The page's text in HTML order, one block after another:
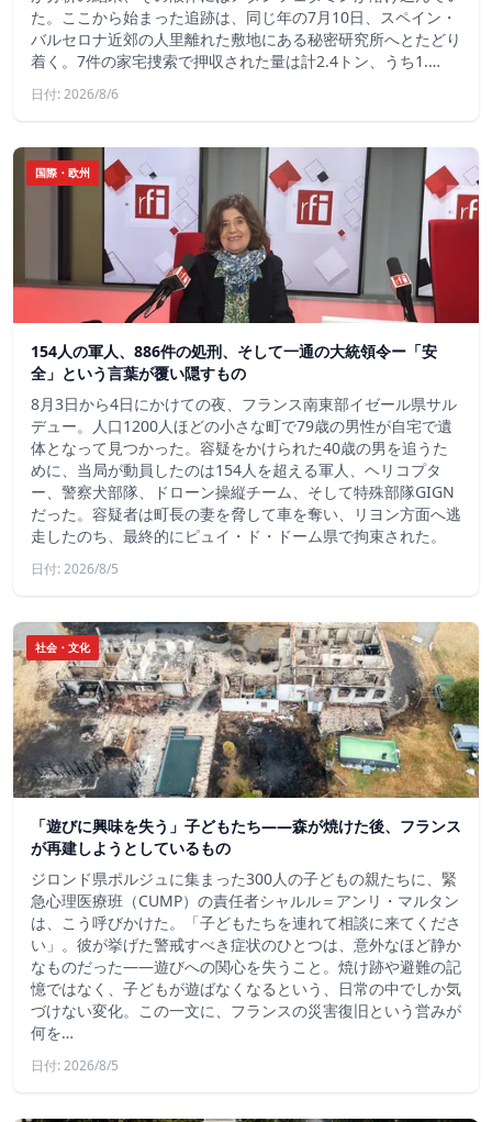
た。ここから始まった追跡は、同じ年の7月10日、スペイン・
バルセロナ近郊の人里離れた敷地にある秘密研究所へとたどり
着く。7件の家宅捜索で押収された量は計2.4トン、うち1.…
日付: 2026/8/6
国際・欧州
154人の軍人、886件の処刑、そして一通の大統領令ー「安
全」という言葉が覆い隠すもの
8月3日から4日にかけての夜、フランス南東部イゼール県サル
デュー。人口1200人ほどの小さな町で79歳の男性が自宅で遺
体となって見つかった。容疑をかけられた40歳の男を追うた
めに、当局が動員したのは154人を超える軍人、ヘリコプタ
ー、警察犬部隊、ドローン操縦チーム、そして特殊部隊GIGN
だった。容疑者は町長の妻を脅して車を奪い、リヨン方面へ逃
走したのち、最終的にピュイ・ド・ドーム県で拘束された。
日付: 2026/8/5
社会・文化
「遊びに興味を失う」子どもたち——森が焼けた後、フランス
が再建しようとしているもの
ジロンド県ポルジュに集まった300人の子どもの親たちに、緊
急心理医療班（CUMP）の責任者シャルル＝アンリ・マルタン
は、こう呼びかけた。「子どもたちを連れて相談に来てくださ
い」。彼が挙げた警戒すべき症状のひとつは、意外なほど静か
なものだった――遊びへの関心を失うこと。焼け跡や避難の記
憶ではなく、子どもが遊ばなくなるという、日常の中でしか気
づけない変化。この一文に、フランスの災害復旧という営みが
何を…
日付: 2026/8/5